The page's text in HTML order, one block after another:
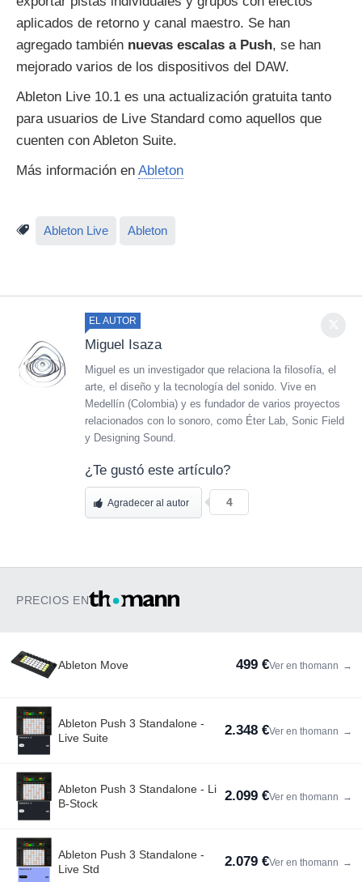
aplicados de retorno y canal maestro. Se han
agregado también nuevas escalas a Push, se han
mejorado varios de los dispositivos del DAW.
Ableton Live 10.1 es una actualización gratuita tanto
para usuarios de Live Standard como aquellos que
cuenten con Ableton Suite.
Más información en Ableton
Ableton Live Ableton
EL AUTOR
Miguel Isaza
Miguel es un investigador que relaciona la filosofía, el
arte, el diseño y la tecnología del sonido. Vive en
Medellín (Colombia) y es fundador de varios proyectos
relacionados con lo sonoro, como Éter Lab, Sonic Field
y Designing Sound.
¿Te gustó este artículo?
Agradecer al autor 4
PRECIOS EN
Ableton Move 499 €Ver en thomann →
Ableton Push 3 Standalone -
Live Suite
2.348 €Ver en thomann →
Ableton Push 3 Standalone - Li
B-Stock
2.099 €Ver en thomann →
Ableton Push 3 Standalone -
Live Std
2.079 €Ver en thomann →